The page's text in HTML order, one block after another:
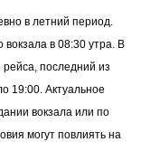
в летний период.
вокзала в 08:30 утра. В
последний из
19:00. Актуальное
вокзала или по
могут повлиять на